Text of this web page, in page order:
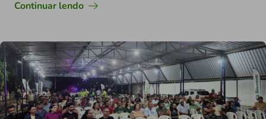
Continuar lendo